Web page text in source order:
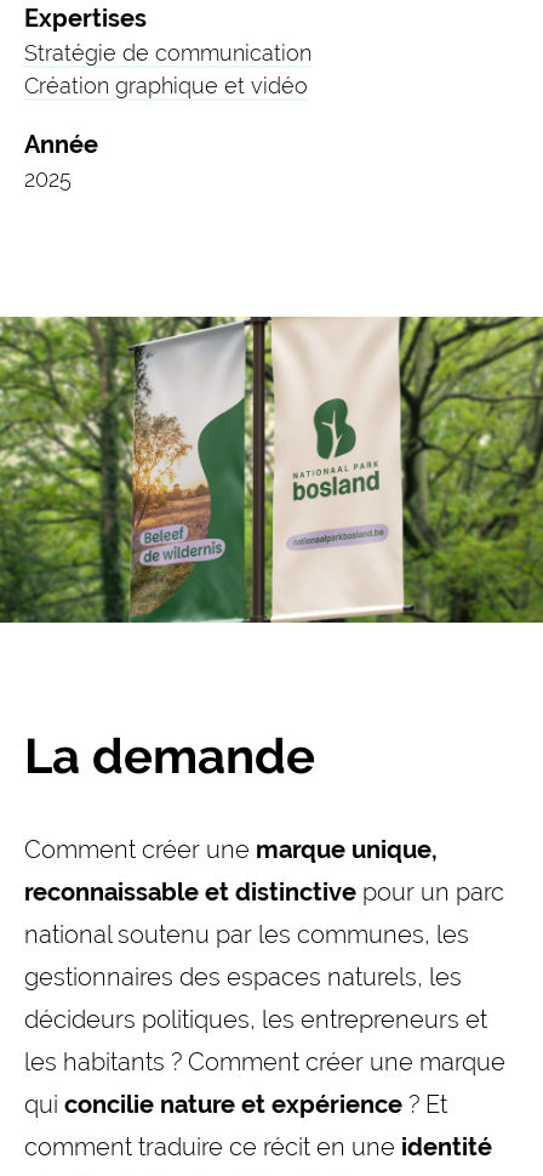
Expertises
Stratégie de communication
Création graphique et vidéo
Année
2025
La demande
Comment créer une marque unique,
reconnaissable et distinctive pour un parc
national soutenu par les communes, les
gestionnaires des espaces naturels, les
décideurs politiques, les entrepreneurs et
les habitants ? Comment créer une marque
qui concilie nature et expérience ? Et
comment traduire ce récit en une identité